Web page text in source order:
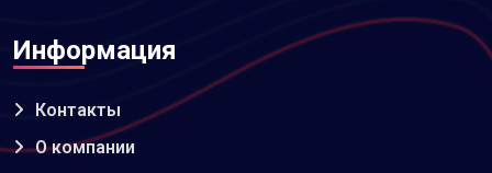
Информация
Контакты
О компании